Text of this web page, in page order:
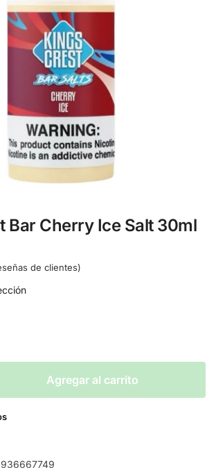
Bar Cherry Ice Salt 30ml
de clientes)
Agregar al carrito